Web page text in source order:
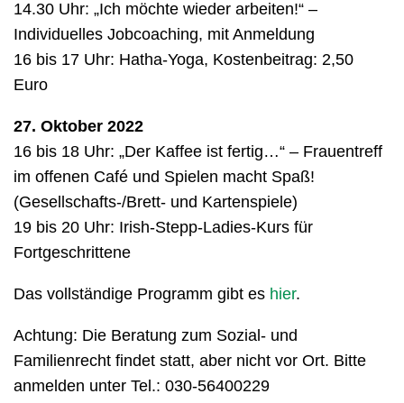
14.30 Uhr: „Ich möchte wieder arbeiten!“ –
Individuelles Jobcoaching, mit Anmeldung
16 bis 17 Uhr: Hatha-Yoga, Kostenbeitrag: 2,50
Euro
27. Oktober 2022
16 bis 18 Uhr: „Der Kaffee ist fertig…“ – Frauentreff
im offenen Café und Spielen macht Spaß!
(Gesellschafts-/Brett- und Kartenspiele)
19 bis 20 Uhr: Irish-Stepp-Ladies-Kurs für
Fortgeschrittene
Das vollständige Programm gibt es hier.
Achtung: Die Beratung zum Sozial- und
Familienrecht findet statt, aber nicht vor Ort. Bitte
anmelden unter Tel.: 030-56400229